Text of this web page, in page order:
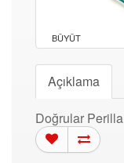
BÜYÜT
Açıklama
Doğrular